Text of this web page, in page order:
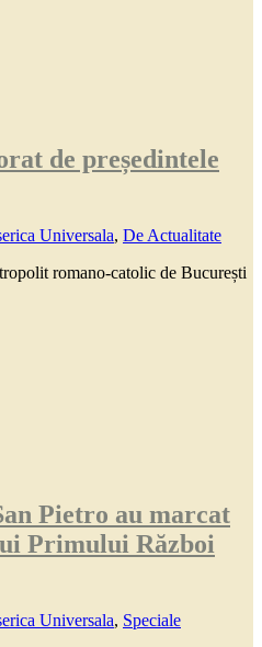
de președintele
Universala, De Actualitate
romano-catolic de București
Pietro au marcat
Primului Război
Universala, Speciale